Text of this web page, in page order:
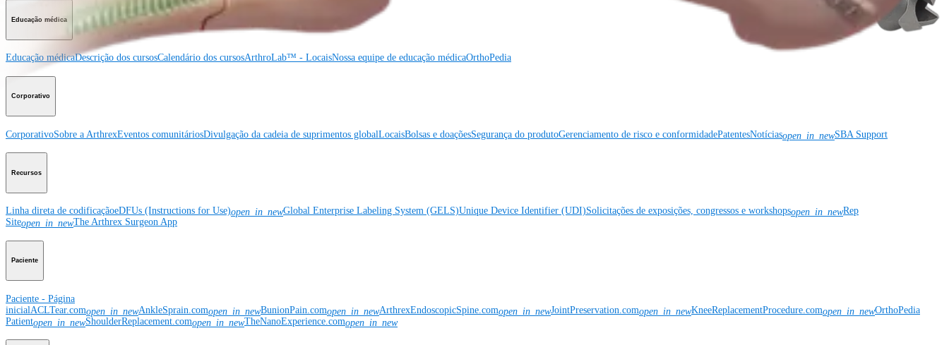
Educação médica
Educação médicaDescrição dos cursosCalendário dos cursosArthroLab™ - LocaisNossa equipe de educação médicaOrthoPedia
Corporativo
CorporativoSobre a ArthrexEventos comunitáriosDivulgação da cadeia de suprimentos globalLocaisBolsas e doaçõesSegurança do produtoGerenciamento de risco e conformidadePatentesNotíciasopen_in_newSBA Support
Recursos
Linha direta de codificaçãoeDFUs (Instructions for Use)open_in_newGlobal Enterprise Labeling System (GELS)Unique Device Identifier (UDI)Solicitações de exposições, congressos e workshopsopen_in_newRep
Siteopen_in_newThe Arthrex Surgeon App
Paciente
Paciente - Página
inicialACLTear.comopen_in_newAnkleSprain.comopen_in_newBunionPain.comopen_in_newArthrexEndoscopicSpine.comopen_in_newJointPreservation.comopen_in_newKneeReplacementProcedure.comopen_in_newOrthoPedia
Patientopen_in_newShoulderReplacement.comopen_in_newTheNanoExperience.comopen_in_new